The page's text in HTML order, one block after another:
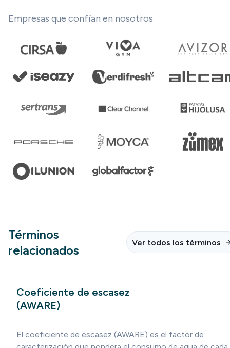
Empresas que confían en nosotros
Términos
relacionados
Ver todos los términos
Coeficiente de escasez
(AWARE)
El coeficiente de escasez (AWARE) es el factor de